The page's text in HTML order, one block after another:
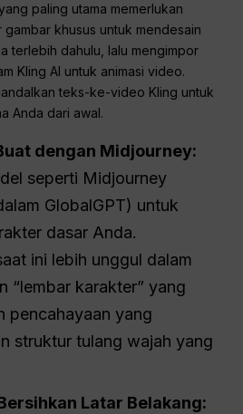
paling utama memerlukan
khusus untuk mendesain
terlebih dahulu, lalu mengimpor
Kling AI untuk animasi video.
teks-ke-video Kling untuk
Anda dari awal.
dengan Midjourney:
seperti Midjourney
GlobalGPT) untuk
dasar Anda.
ini lebih unggul dalam
“lembar karakter” yang
pencahayaan yang
struktur tulang wajah yang
Latar Belakang: